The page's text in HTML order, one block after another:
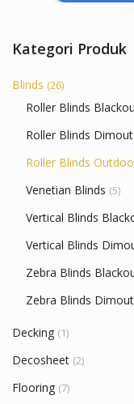
Kategori Produk
Blinds (26)
Roller Blinds
Roller Blinds Dimout
Roller Blinds
Venetian Blinds (5)
Vertical Blinds
Vertical Blinds
Zebra Blinds
Zebra Blinds Dimout
Decking (1)
Decosheet (2)
Flooring (7)